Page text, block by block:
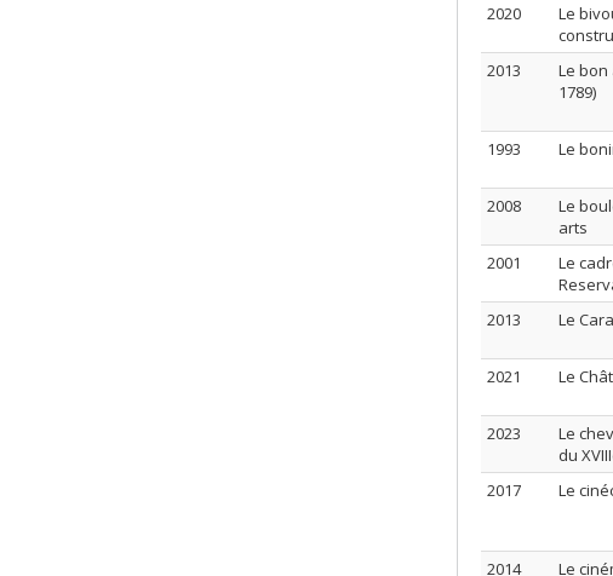
2020
Le
2013
Le bon
1789)
1993 Le
2008
Le
arts
2001
Le
2013 Le
2021
Le
2023
Le
du
2017 Le
2014
Le